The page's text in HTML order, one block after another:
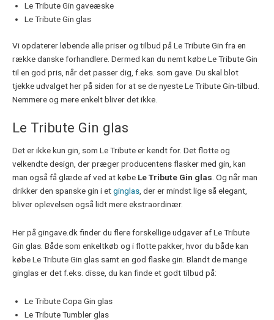
Le Tribute Gin gaveæske
Le Tribute Gin glas
Vi opdaterer løbende alle priser og tilbud på Le Tribute Gin fra en
række danske forhandlere. Dermed kan du nemt købe Le Tribute Gin
til en god pris, når det passer dig, f.eks. som gave. Du skal blot
tjekke udvalget her på siden for at se de nyeste Le Tribute Gin-tilbud.
Nemmere og mere enkelt bliver det ikke.
Le Tribute Gin glas
Det er ikke kun gin, som Le Tribute er kendt for. Det flotte og
velkendte design, der præger producentens flasker med gin, kan
man også få glæde af ved at købe Le Tribute Gin glas . Og når man
drikker den spanske gin i etginglas , der er mindst lige så elegant,
bliver oplevelsen også lidt mere ekstraordinær.
Her på gingave.dk finder du flere forskellige udgaver af Le Tribute
Gin glas. Både som enkeltkøb og i flotte pakker, hvor du både kan
købe Le Tribute Gin glas samt en god flaske gin. Blandt de mange
ginglas er det f.eks. disse, du kan finde et godt tilbud på:
Le Tribute Copa Gin glas
Le Tribute Tumbler glas